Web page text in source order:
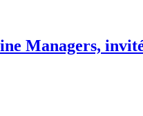
Managers,